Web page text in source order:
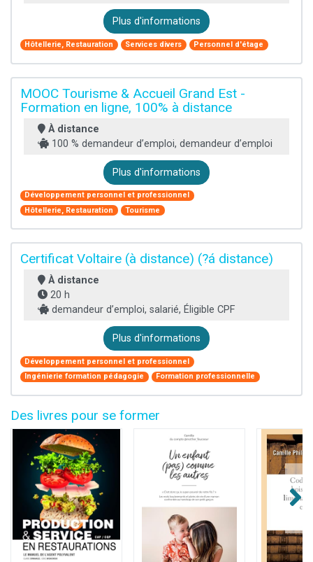
Plus d'informations
Hôtellerie, Restauration Services divers Personnel d'étage
MOOC Tourisme & Accueil Grand Est -
Formation en ligne, 100% à distance
À distance
100 % demandeur d’emploi, demandeur d’emploi
Plus d'informations
Développement personnel et professionnel
Hôtellerie, Restauration
Tourisme
Certificat Voltaire (à distance) (?á distance)
À distance
20 h
demandeur d’emploi, salarié, Éligible CPF
Plus d'informations
Développement personnel et professionnel
Ingénierie formation pédagogie
Formation professionnelle
Des livres pour se former